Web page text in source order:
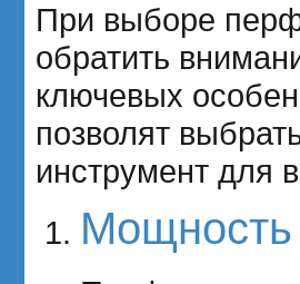
При выборе
обратить
ключевых
позволят
инструмент для
Мощность